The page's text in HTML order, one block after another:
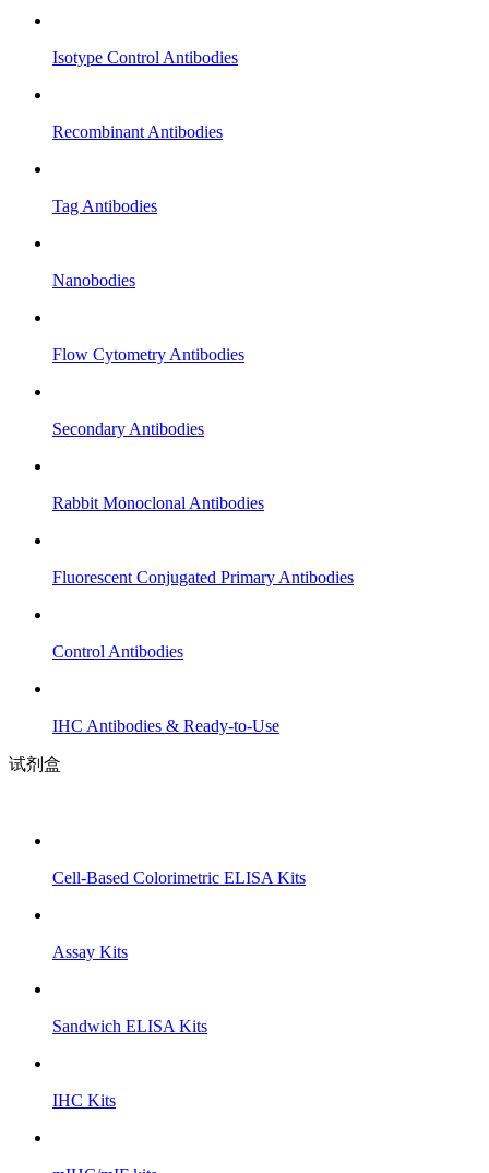
Isotype Control Antibodies
Recombinant Antibodies
Tag Antibodies
Nanobodies
Flow Cytometry Antibodies
Secondary Antibodies
Rabbit Monoclonal Antibodies
Fluorescent Conjugated Primary Antibodies
Control Antibodies
IHC Antibodies & Ready-to-Use
试剂盒
Cell-Based Colorimetric ELISA Kits
Assay Kits
Sandwich ELISA Kits
IHC Kits